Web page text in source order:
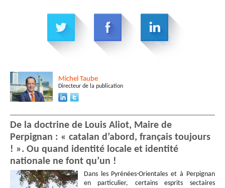
Michel Taube
Directeur de la publication
De la doctrine de Louis Aliot, Maire de
Perpignan : « catalan d’abord, français toujours
! ». Ou quand identité locale et identité
nationale ne font qu’un !
Dans les Pyrénées-Orientales et à Perpignan
en particulier, certains esprits sectaires